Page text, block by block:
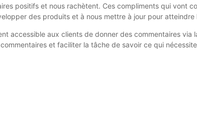
positifs et nous rachètent. Ces compliments qui vont
des produits et à nous mettre à jour pour
accessible aux clients de donner des commentaires
et faciliter la tâche de savoir ce qui